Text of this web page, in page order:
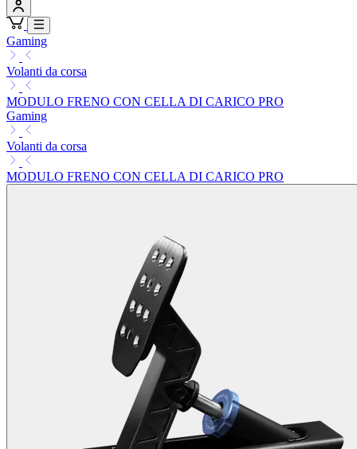
Gaming
Volanti da corsa
MODULO FRENO CON CELLA DI CARICO PRO
Gaming
Volanti da corsa
MODULO FRENO CON CELLA DI CARICO PRO